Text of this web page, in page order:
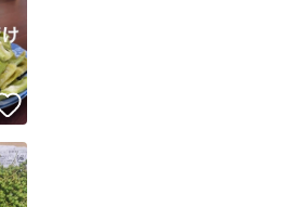
た発送日数内に発送しています
いいね！